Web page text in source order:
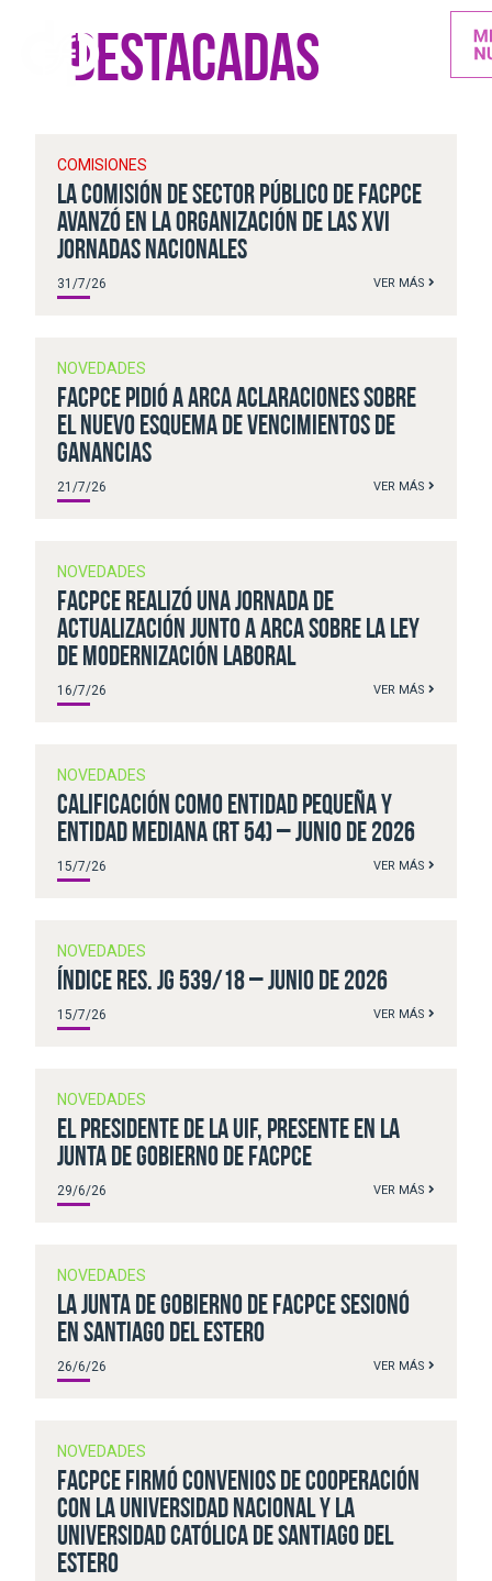
destacadas
COMISIONES
La Comisión de Sector Público de FACPCE
avanzó en la organización de las XVI
Jornadas Nacionales
31/7/26 VER MÁS
NOVEDADES
FACPCE pidió a ARCA aclaraciones sobre
el nuevo esquema de vencimientos de
Ganancias
21/7/26 VER MÁS
NOVEDADES
FACPCE realizó una jornada de
actualización junto a ARCA sobre la Ley
de Modernización Laboral
16/7/26 VER MÁS
NOVEDADES
Calificación como Entidad pequeña y
Entidad Mediana (RT 54) – junio de 2026
15/7/26 VER MÁS
NOVEDADES
Índice Res. JG 539/18 – junio de 2026
15/7/26 VER MÁS
NOVEDADES
El presidente de la UIF, presente en la
Junta de Gobierno de FACPCE
29/6/26 VER MÁS
NOVEDADES
La Junta de Gobierno de FACPCE sesionó
en Santiago del Estero
26/6/26 VER MÁS
NOVEDADES
FACPCE firmó convenios de cooperación
con la Universidad Nacional y la
Universidad Católica de Santiago del
Estero